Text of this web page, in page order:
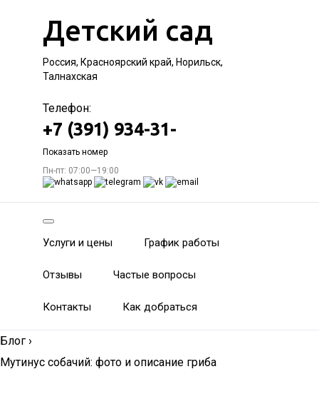
Детский сад
Россия, Красноярский край, Норильск,
Талнахская
Телефон:
+7 (391) 934-31-
Показать номер
Пн-пт: 07:00—19:00
Услуги и цены График работы
Отзывы Частые вопросы
Контакты Как добраться
Блог ›
Мутинус собачий: фото и описание гриба